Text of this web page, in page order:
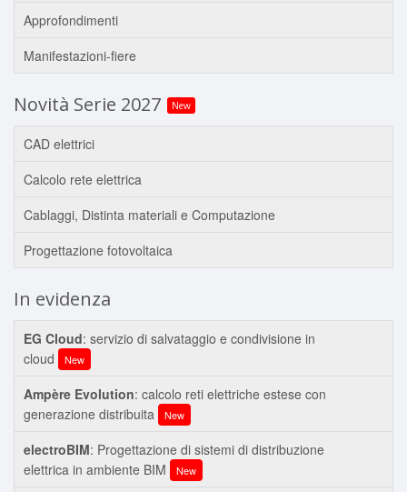
Approfondimenti
Manifestazioni-fiere
Novità Serie 2027 New
CAD elettrici
Calcolo rete elettrica
Cablaggi, Distinta materiali e Computazione
Progettazione fotovoltaica
In evidenza
EG Cloud: servizio di salvataggio e condivisione in
cloud
New
Ampère Evolution: calcolo reti elettriche estese con
generazione distribuita
New
electroBIM: Progettazione di sistemi di distribuzione
elettrica in ambiente BIM
New